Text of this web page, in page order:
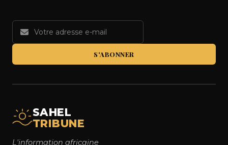
S'ABONNER
SAHEL
TRIBUNE
L'information africaine